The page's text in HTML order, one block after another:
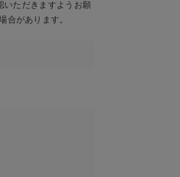
いただきますようお願
合があります。